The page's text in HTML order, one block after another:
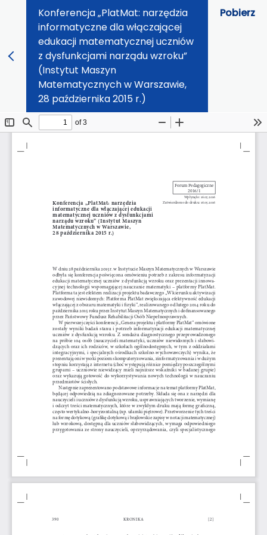
Konferencja „PlatMat: narzędzia
informatyczne dla włączającej
edukacji matematycznej uczniów
z dysfunkcjami narządu wzroku”
(Instytut Maszyn
Matematycznych w Warszawie,
28 października 2015 r.)
Pobierz